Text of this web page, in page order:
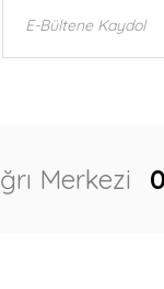
Merkezi